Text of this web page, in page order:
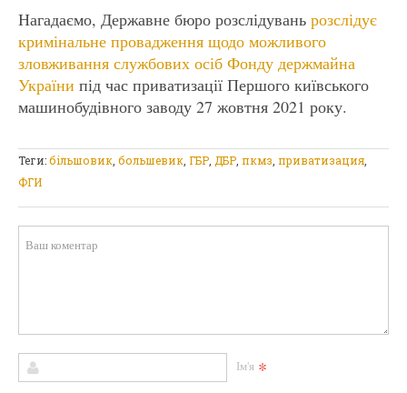
Нагадаємо, Державне бюро розслідувань розслідує
кримінальне провадження щодо можливого
зловживання службових осіб Фонду держмайна
України під час приватизації Першого київського
машинобудівного заводу 27 жовтня 2021 року.
Теги:більшовик большевик ГБР ДБР пкмз приватизация
ФГИ
Ім'я *